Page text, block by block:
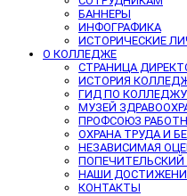
БАННЕРЫ
ИНФОГРАФИКА
ИСТОРИЧЕСКИЕ
О КОЛЛЕДЖЕ
СТРАНИЦА
ИСТОРИЯ
ГИД ПО КОЛЛЕДЖУ
МУЗЕЙ
ПРОФСОЮЗ
ОХРАНА ТРУДА И
НЕЗАВИСИМАЯ
ПОПЕЧИТЕЛЬСКИЙ
НАШИ
КОНТАКТЫ